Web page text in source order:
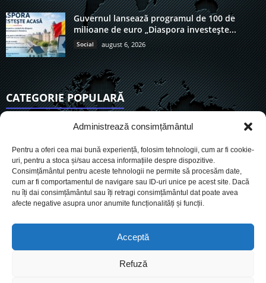
Administrează consimțământul
Pentru a oferi cea mai bună experiență, folosim tehnologii, cum ar fi cookie-
uri, pentru a stoca și/sau accesa informațiile despre dispozitive.
Consimțământul pentru aceste tehnologii ne permite să procesăm date,
cum ar fi comportamentul de navigare sau ID-uri unice pe acest site. Dacă
nu îți dai consimțământul sau îți retragi consimțământul dat poate avea
afecte negative asupra unor anumite funcționalități și funcții.
Acceptă
Refuză
Guvernul lansează programul de 100 de
milioane de euro „Diaspora investește...
Social august 6, 2026
CATEGORIE POPULARĂ
6901
Social
Politic
Economie
559